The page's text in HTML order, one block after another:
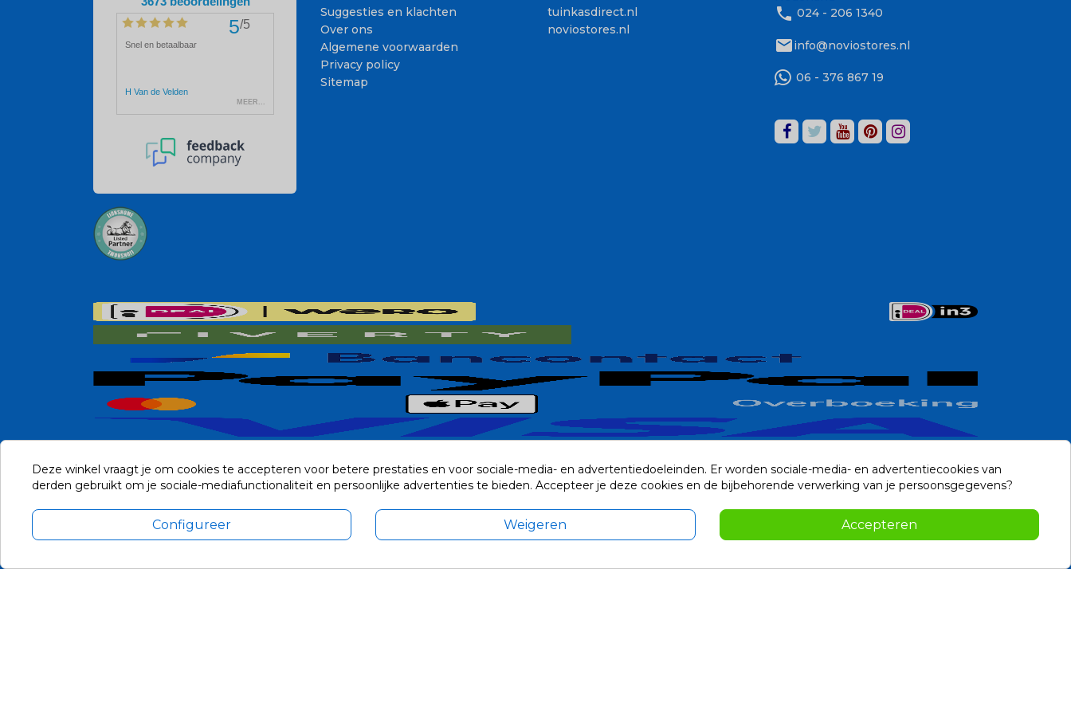
Suggesties en klachten
Over ons
Algemene voorwaarden
Privacy policy
Sitemap
tuinkasdirect.nl
noviostores.nl
phone 024 - 206 1340
mailinfo@noviostores.nl
06 - 376 867 19
Alle prijzen zijn in Euro, inclusief BTW en andere heffingen en exclusief eventuele verzendkosten.
© 2014-2026 Noviostores.nl. Alle rechten voorbehouden.
Deze winkel vraagt je om cookies te accepteren voor betere prestaties en voor sociale-media- en advertentiedoeleinden. Er worden sociale-media- en advertentiecookies van
derden gebruikt om je sociale-mediafunctionaliteit en persoonlijke advertenties te bieden. Accepteer je deze cookies en de bijbehorende verwerking van je persoonsgegevens?
Configureer Weigeren Accepteren